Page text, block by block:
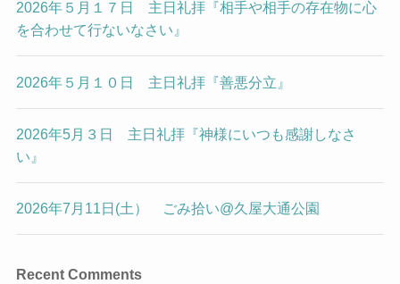
2026年５月１７日 主日礼拝『相手や相手の存在物に心
を合わせて行ないなさい』
2026年５月１０日 主日礼拝『善悪分立』
2026年5月３日 主日礼拝『神様にいつも感謝しなさ
い』
2026年7月11日(土） ごみ拾い@久屋大通公園
Recent Comments